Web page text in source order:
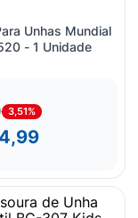
Unhas Mundial
- 1 Unidade
3,51%